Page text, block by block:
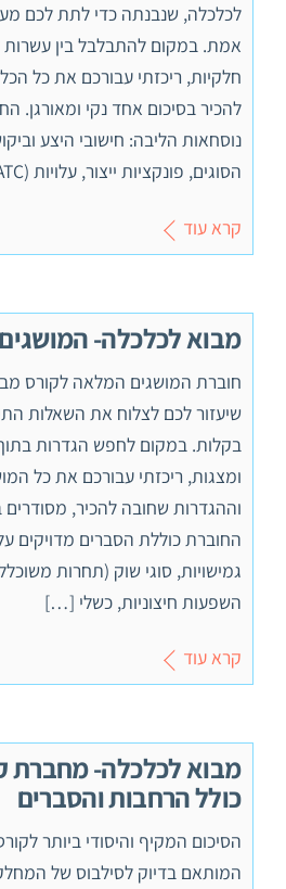
לכלכלה, שנבנתה כדי לתת לכם
אמת. במקום להתבלבל בין עשרות
חלקיות, ריכזתי עבורכם את כל
להכיר בסיכום אחד נקי ומאורגן.
נוסחאות הליבה: חישובי היצע
הסוגים, פונקציות ייצור, עלויות (TC, MC, ATC), […]
קרא עוד
מבוא לכלכלה-
חוברת המושגים המלאה לקורס
שיעזור לכם לצלוח את השאלות
בקלות. במקום לחפש הגדרות
ומצגות, ריכזתי עבורכם את כל
וההגדרות שחובה להכיר, מסודרים
החוברת כוללת הסברים מדויקים
גמישויות, סוגי שוק (תחרות
השפעות חיצוניות, כשלי […]
קרא עוד
מבוא לכלכלה- מחברת
כולל הרחבות והסברים
הסיכום המקיף והיסודי ביותר
המותאם בדיוק לסילבוס של